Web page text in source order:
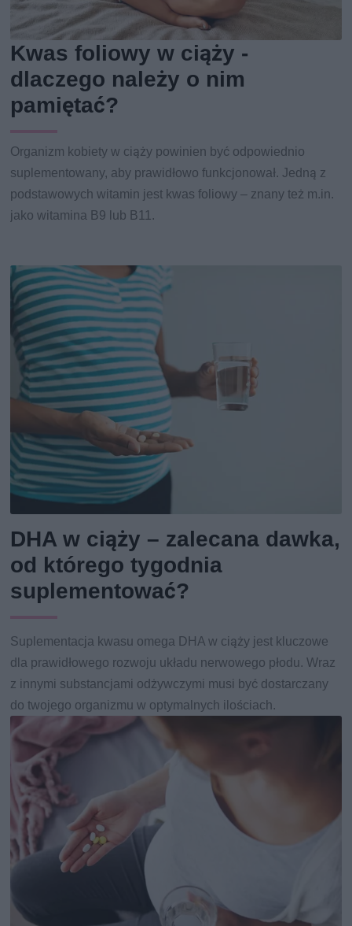
Kwas foliowy w ciąży -
dlaczego należy o nim
pamiętać?
Organizm kobiety w ciąży powinien być odpowiednio
suplementowany, aby prawidłowo funkcjonował. Jedną z
podstawowych witamin jest kwas foliowy – znany też m.in.
jako witamina B9 lub B11.
DHA w ciąży – zalecana dawka,
od którego tygodnia
suplementować?
Suplementacja kwasu omega DHA w ciąży jest kluczowe
dla prawidłowego rozwoju układu nerwowego płodu. Wraz
z innymi substancjami odżywczymi musi być dostarczany
do twojego organizmu w optymalnych ilościach.